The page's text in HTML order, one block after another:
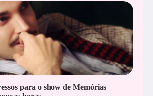
para o show de Memórias